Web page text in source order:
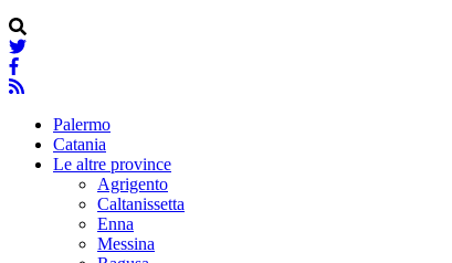
Palermo
Catania
Le altre province
Agrigento
Caltanissetta
Enna
Messina